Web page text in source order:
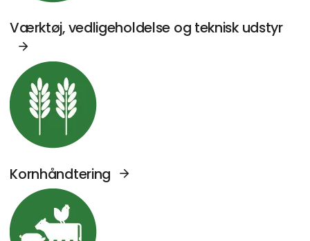
Værktøj, vedligeholdelse og teknisk udstyr
Kornhåndtering